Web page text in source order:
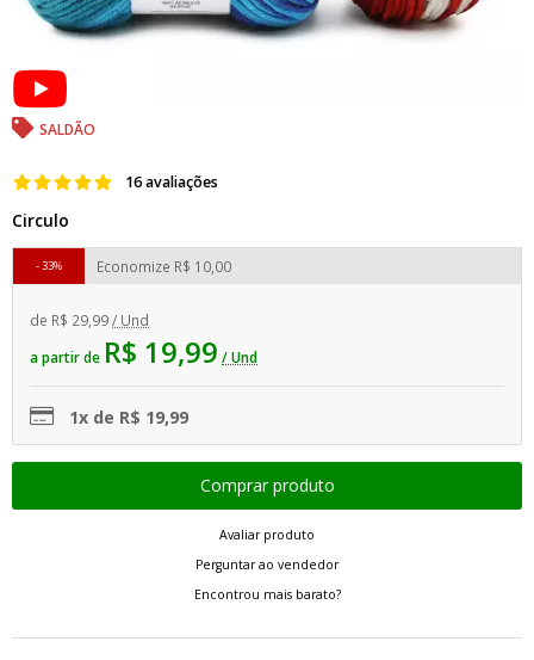
SALDÃO
16 avaliações
Circulo
de R$ 29,99/ Und
a partir de R$ 19,99 / Und
Economize R$ 10,00
33%
1x de R$ 19,99
Avaliar produto
Perguntar ao vendedor
Encontrou mais barato?